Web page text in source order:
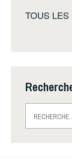
TOUS LES